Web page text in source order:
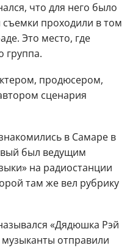
что для него было
проходили в том
Это место, где
группа.
продюсером,
сценария
в Самаре в
был ведущим
на радиостанции
там же вел рубрику
«Дядюшка Рэй
отправили